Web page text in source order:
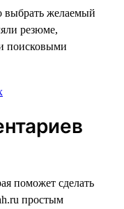
желаемый
резюме,
поисковыми
поможет сделать
простым